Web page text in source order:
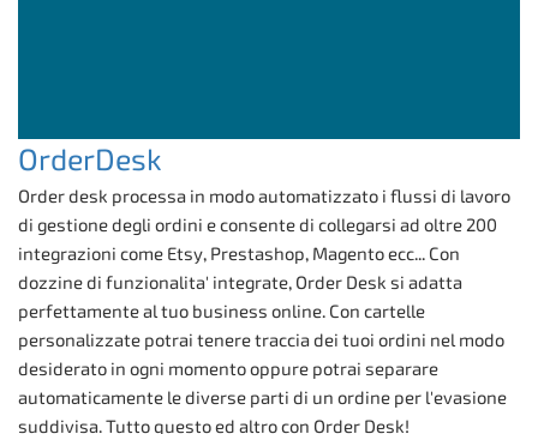
OrderDesk
Order desk processa in modo automatizzato i flussi di lavoro
di gestione degli ordini e consente di collegarsi ad oltre 200
integrazioni come Etsy, Prestashop, Magento ecc... Con
dozzine di funzionalita' integrate, Order Desk si adatta
perfettamente al tuo business online. Con cartelle
personalizzate potrai tenere traccia dei tuoi ordini nel modo
desiderato in ogni momento oppure potrai separare
automaticamente le diverse parti di un ordine per l'evasione
suddivisa. Tutto questo ed altro con Order Desk!